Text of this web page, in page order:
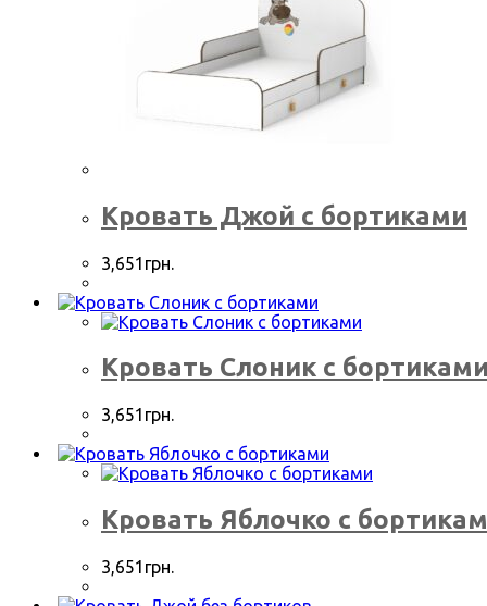
Кровать Джой с бортиками
3,651 грн.
Кровать Слоник с
3,651 грн.
Кровать Яблочко c
3,651 грн.